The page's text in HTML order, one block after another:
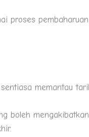
proses
memantau
boleh